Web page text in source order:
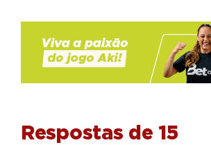
Respostas de 15